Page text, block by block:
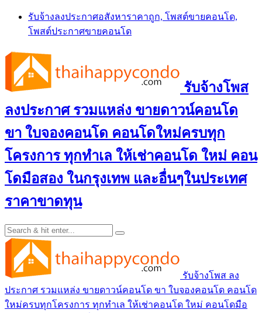
Skip
content
รับจ้างลงประกาศอสังหาราคาถูก, โพสต์ขายคอนโด,
โพสต์ประกาศขายคอนโด
รับจ้างโพส
ลงประกาศ รวมแหล่ง ขายดาวน์คอนโด
ขา ใบจองคอนโด คอนโดใหม่ครบทุก
โครงการ ทุกทำเล ให้เช่าคอนโด ใหม่ คอน
โดมือสอง ในกรุงเทพ และอื่นๆในประเทศ
ราคาขาดทุน
รับจ้างโพส ลง
ประกาศ รวมแหล่ง ขายดาวน์คอนโด ขา ใบจองคอนโด คอนโด
ใหม่ครบทุกโครงการ ทุกทำเล ให้เช่าคอนโด ใหม่ คอนโดมือ